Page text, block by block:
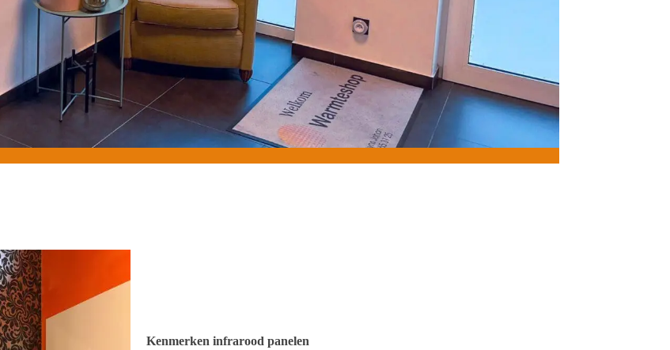
Kenmerken infrarood panelen